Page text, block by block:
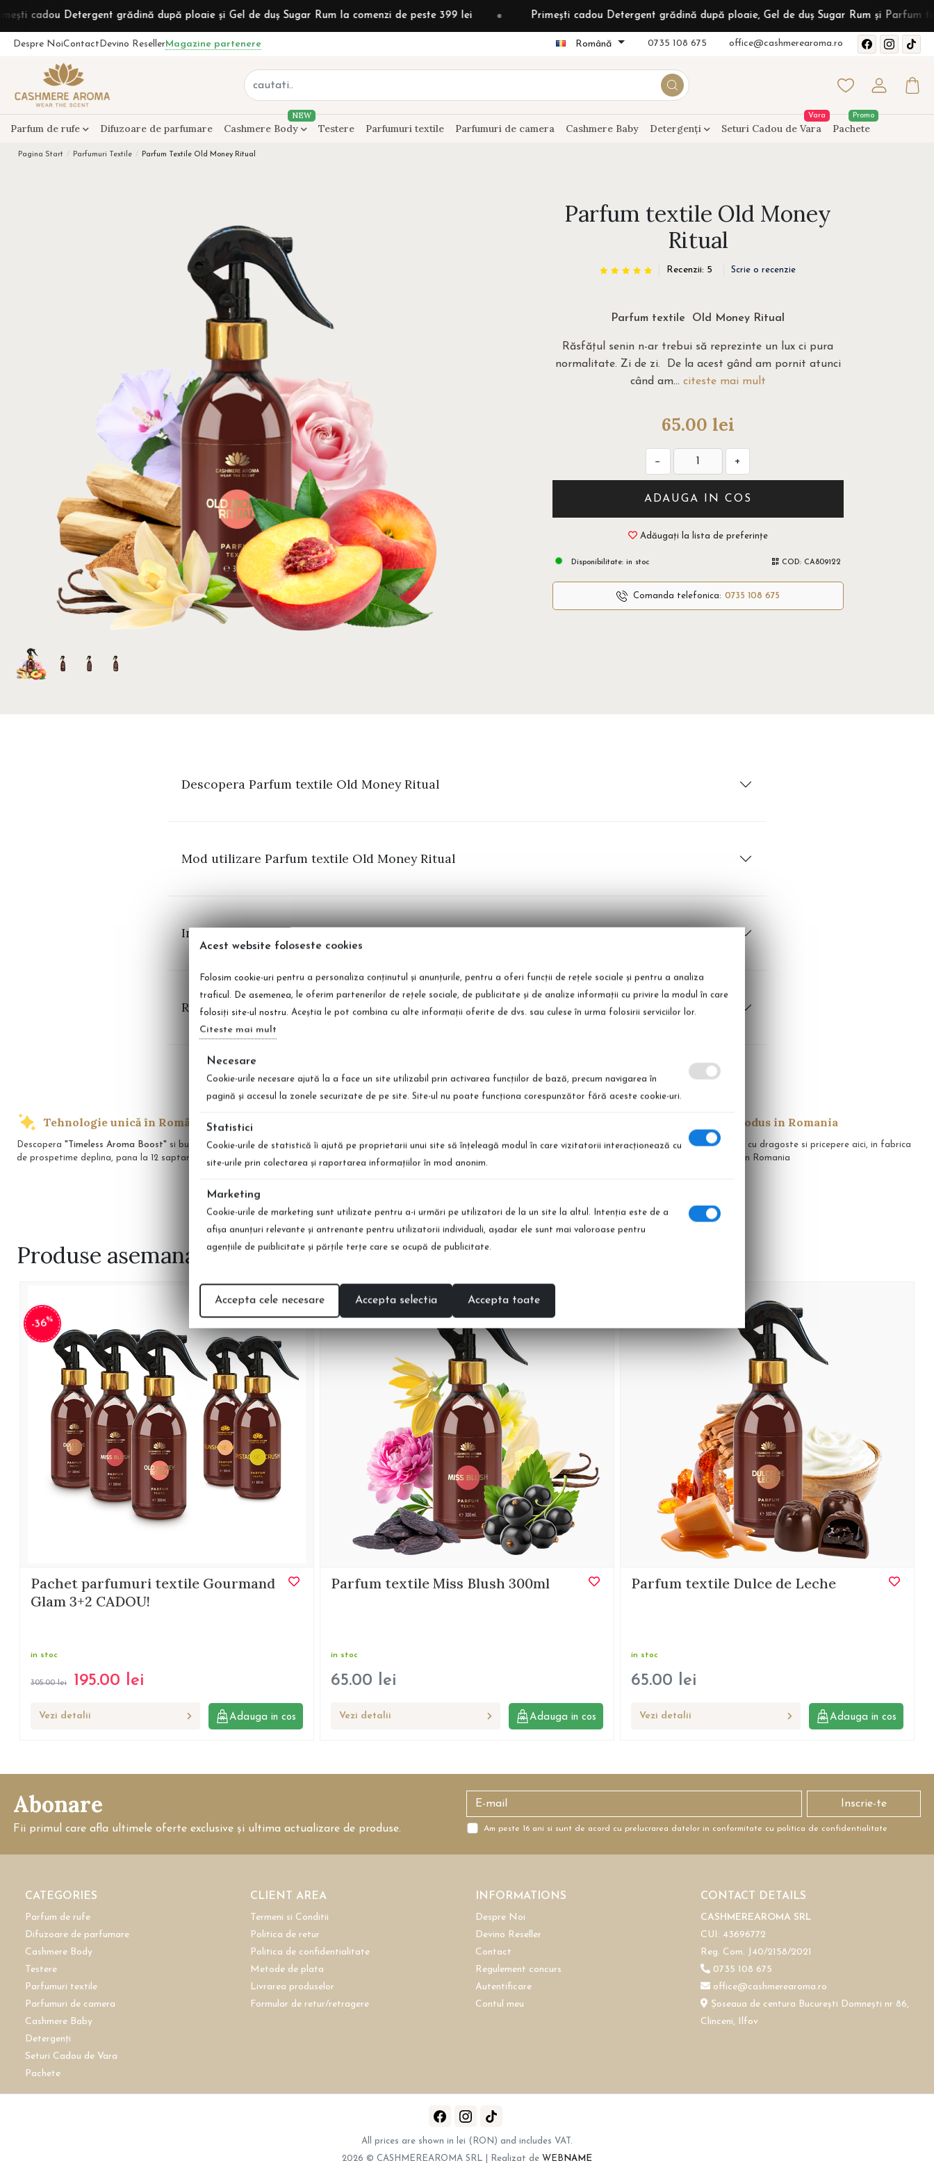
grădină după ploaie și Gel de duș Sugar Rum la comenzi de peste 399 lei Primești cadou Detergent grădină după ploaie, Gel de duș Sugar Rum și Parfum textil
Despre NoiContact Devino ResellerMagazine partenere Română 0735 108 675 office@cashmerearoma.ro
Parfum de rufe Difuzoare de parfumare Cashmere Body
NEW
Testere Parfumuri textile Parfumuri de camera Cashmere Baby Detergenți Seturi Cadou de Vara
Vara
Pachete
Promo
Pagina Start Parfumuri Textile Parfum Textile Old Money Ritual
Parfum textile Old Money
Ritual
Recenzii: 5 Scrie o recenzie
Parfum textile Old Money Ritual
Răsfățul senin n-ar trebui să reprezinte un lux ci pura
normalitate. Zi de zi. De la acest gând am pornit atunci
când am... citeste mai mult
65.00 lei
− +
ADAUGA IN COS
Adăugați la lista de preferințe
Disponibilitate: in stoc COD: CA809122
Comanda telefonica: 0735 108 675
Descopera Parfum textile Old Money Ritual
Mod utilizare Parfum textile Old Money Ritual
Ingrediente Parfum textile Old Money Ritual
Recenzii Parfum textile Old Money Ritual
Tehnologie unică în România
Descopera "Timeless Aroma Boost" si bucura-te
de prospetime deplina, pana la 12 saptamani!
Indiferent unde te afli, poti comanda produsele
preferate cu livrare in Europa
Puteti returna produsele simplu si rapid in 14 zile
Detalii
Produs in Romania
Realizate cu dragoste si pricepere aici, in fabrica
noastra, in Romania
Produse asemanatoare
-36%
Pachet parfumuri textile Gourmand
Glam 3+2 CADOU!
in stoc
305.00 lei 195.00 lei
Vezi detalii Adauga in cos
Parfum textile Miss Blush 300ml
in stoc
65.00 lei
Vezi detalii Adauga in cos
Parfum textile Dulce de Leche
in stoc
65.00 lei
Vezi detalii Adauga in cos
Abonare
Fii primul care afla ultimele oferte exclusive și ultima actualizare de produse.
Inscrie-te
Am peste 16 ani si sunt de acord cu prelucrarea datelor in conformitate cu politica de confidentialitate
CATEGORIES
Parfum de rufe
Difuzoare de parfumare
Cashmere Body
Testere
Parfumuri textile
Parfumuri de camera
Cashmere Baby
Detergenți
Seturi Cadou de Vara
Pachete
CLIENT AREA
Termeni si Conditii
Politica de retur
Politica de confidentialitate
Metode de plata
Livrarea produselor
Formular de retur/retragere
INFORMATIONS
Despre Noi
Devino Reseller
Contact
Regulement concurs
Autentificare
Contul meu
CONTACT DETAILS
CASHMEREAROMA SRL
CUI: 43696772
Reg. Com. J40/2158/2021
0735 108 675
office@cashmerearoma.ro
Șoseaua de centura București Domnești nr 86,
Clinceni, Ilfov
All prices are shown in lei (RON) and includes VAT.
2026 © CASHMEREAROMA SRL | Realizat de WEB NAME
Acest website foloseste cookies
Folosim cookie-uri pentru a personaliza conținutul și anunțurile, pentru a oferi funcții de rețele sociale și pentru a analiza
traficul. De asemenea, le oferim partenerilor de rețele sociale, de publicitate și de analize informații cu privire la modul în care
folosiți site-ul nostru. Aceștia le pot combina cu alte informații oferite de dvs. sau culese în urma folosirii serviciilor lor.
Citeste mai mult
Necesare
Cookie-urile necesare ajută la a face un site utilizabil prin activarea funcţiilor de bază, precum navigarea în
pagină şi accesul la zonele securizate de pe site. Site-ul nu poate funcţiona corespunzător fără aceste cookie-uri.
Statistici
Cookie-urile de statistică îi ajută pe proprietarii unui site să înţeleagă modul în care vizitatorii interacţionează cu
site-urile prin colectarea şi raportarea informaţiilor în mod anonim.
Marketing
Cookie-urile de marketing sunt utilizate pentru a-i urmări pe utilizatori de la un site la altul. Intenţia este de a
afişa anunţuri relevante şi antrenante pentru utilizatorii individuali, aşadar ele sunt mai valoroase pentru
agenţiile de puiblicitate şi părţile terţe care se ocupă de publicitate.
Accepta cele necesare Accepta selectia Accepta toate